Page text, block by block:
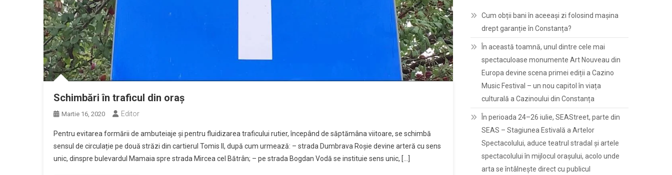
Schimbări în traficul din oraș
Martie 16, 2020 Editor
Pentru evitarea formării de ambuteiaje și pentru fluidizarea traficului rutier, începând de săptămâna viitoare, se schimbă
sensul de circulație pe două străzi din cartierul Tomis II, după cum urmează: – strada Dumbrava Roșie devine arteră cu sens
unic, dinspre bulevardul Mamaia spre strada Mircea cel Bătrân; – pe strada Bogdan Vodă se instituie sens unic, […]
Cum obții bani în aceeași zi folosind mașina
drept garanție în Constanța?
În această toamnă, unul dintre cele mai
spectaculoase monumente Art Nouveau din
Europa devine scena primei ediții a Cazino
Music Festival – un nou capitol în viața
culturală a Cazinoului din Constanța
În perioada 24–26 iulie, SEAStreet, parte din
SEAS – Stagiunea Estivală a Artelor
Spectacolului, aduce teatrul stradal și artele
spectacolului în mijlocul orașului, acolo unde
arta se întâlnește direct cu publicul